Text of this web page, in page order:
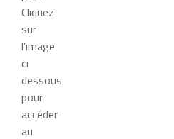
Cliquez
sur
l’image
ci
dessous
pour
accéder
au